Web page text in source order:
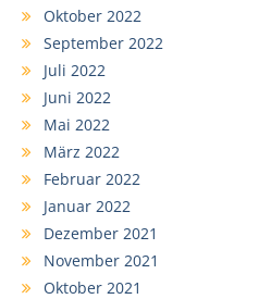
Oktober 2022
September 2022
Juli 2022
Juni 2022
Mai 2022
März 2022
Februar 2022
Januar 2022
Dezember 2021
November 2021
Oktober 2021